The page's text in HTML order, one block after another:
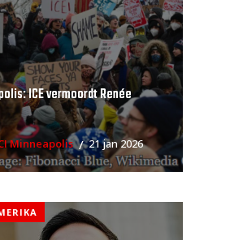
ICE vermoordt Renée
Minneapolis 21 jan 2026